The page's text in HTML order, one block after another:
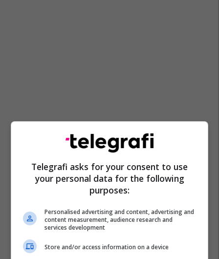
Krokodili
Telegrafi asks for your consent to use
your personal data for the following
purposes:
Personalised advertising and content, advertising and
content measurement, audience research and
services development
Store and/or access information on a device